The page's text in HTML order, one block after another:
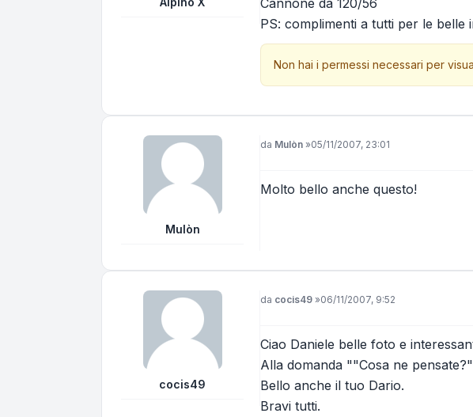
PS: complimenti a tutti per le belle
Non hai i permessi necessari per
Mulòn
Messaggio
da Mulòn »05/11/2007, 23:01
Molto bello anche questo!
cocis49
Messaggio
da cocis49 »06/11/2007, 9:52
Ciao Daniele belle foto e
Alla domanda ""Cosa ne
Bello anche il tuo Dario.
Bravi tutti.